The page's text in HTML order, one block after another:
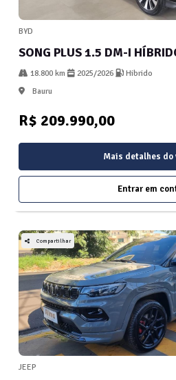
BYD
SONG PLUS 1.5 DM-I
18.800 km 2025/2026
Hibrido
Bauru
R$ 209.990,00
Mais detalhes do
Entrar em
Compartilhar
JEEP